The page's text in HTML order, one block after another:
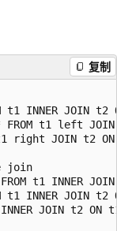
复制
t1 INNER JOIN
* FROM t1 left
t1 right JOIN t2
join
FROM t1 INNER
t1 INNER JOIN
JOIN t2